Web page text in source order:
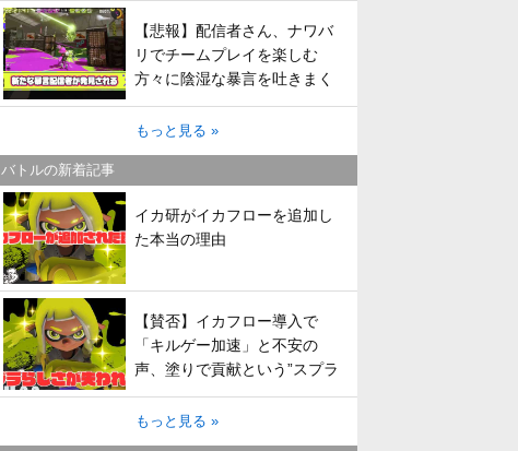
【悲報】配信者さん、ナワバ
リでチームプレイを楽しむ
方々に陰湿な暴言を吐きまく
ってしまう
もっと見る »
バトルの新着記事
イカ研がイカフローを追加し
た本当の理由
【賛否】イカフロー導入で
「キルゲー加速」と不安の
声、塗りで貢献という”スプラ
らしさ”は失われてしまうのか
もっと見る »